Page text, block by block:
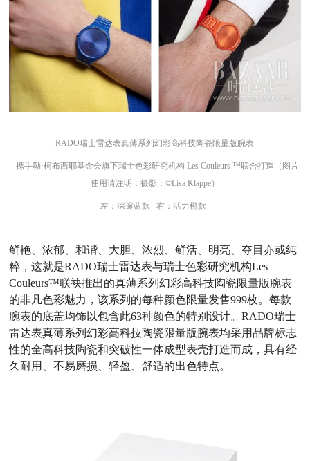
RADO瑞士雷达表真薄系列幻彩高科技陶瓷限量版腕表
- 携手勒·柯布西耶基金会旗下瑞士色彩研究机构 Les Couleurs ™联合打造（图片
使用请注明：摄影：©Lisa Klappe）
左：深邃蓝款 右：活力橙款
鲜艳、浓郁、和谐、大胆、浓烈、鲜活、明亮、夺目亦或纯
粹，这就是RADO瑞士雷达表与瑞士色彩研究机构Les
Couleurs™联袂推出的真薄系列幻彩高科技陶瓷限量版腕表
的非凡色彩魅力，该系列的每种颜色限量发售999枚。每款
腕表的底盖均饰以包含此63种颜色的特别设计。RADO瑞士
雷达表真薄系列幻彩高科技陶瓷限量版腕表均采用品牌标志
性的全高科技陶瓷和突破性一体成型表壳打造而成，具有经
久耐用、不易磨损、轻盈、舒适的出色特点。